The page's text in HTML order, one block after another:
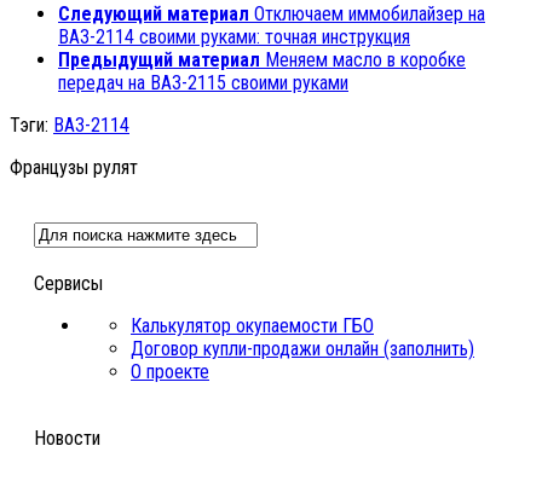
Следующий материал Отключаем иммобилайзер на
ВАЗ-2114 своими руками: точная инструкция
Предыдущий материал Меняем масло в коробке
передач на ВАЗ-2115 своими руками
Тэги: ВАЗ-2114
Французы рулят
Сервисы
Калькулятор окупаемости ГБО
Договор купли-продажи онлайн (заполнить)
О проекте
Новости